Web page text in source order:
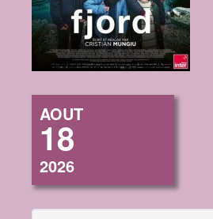
AOUT
18
2026